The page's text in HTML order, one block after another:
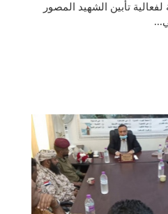
تأبين الشهيد المصور